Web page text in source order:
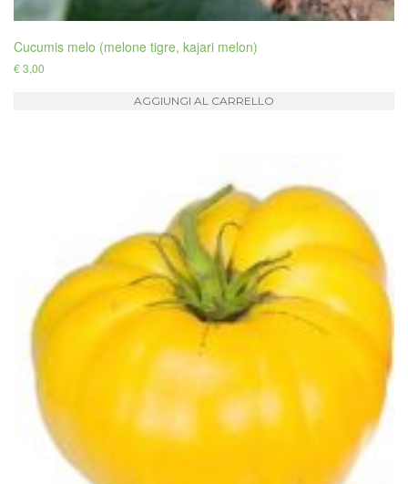
Cucumis melo (melone tigre, kajari melon)
€3,00
AGGIUNGI AL CARRELLO